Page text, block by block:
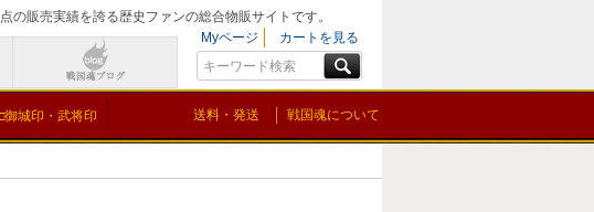
販売実績を誇る歴史ファンの総合物販サイトです。
Myページ
カートを見る
御城印・武将印 送料・発送 戦国魂について